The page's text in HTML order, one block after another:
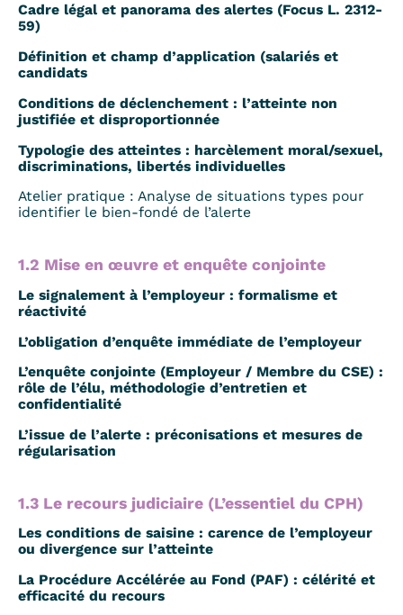
Cadre légal et panorama des alertes (Focus L. 2312-
59)
Définition et champ d’application (salariés et
candidats
Conditions de déclenchement : l’atteinte non
justifiée et disproportionnée
Typologie des atteintes : harcèlement moral/sexuel,
discriminations, libertés individuelles
Atelier pratique : Analyse de situations types pour
identifier le bien-fondé de l’alerte
1.2 Mise en œuvre et enquête conjointe
Le signalement à l’employeur : formalisme et
réactivité
L’obligation d’enquête immédiate de l’employeur
L’enquête conjointe (Employeur / Membre du CSE) :
rôle de l’élu, méthodologie d’entretien et
confidentialité
L’issue de l’alerte : préconisations et mesures de
régularisation
1.3 Le recours judiciaire (L’essentiel du CPH)
Les conditions de saisine : carence de l’employeur
ou divergence sur l’atteinte
La Procédure Accélérée au Fond (PAF) : célérité et
efficacité du recours